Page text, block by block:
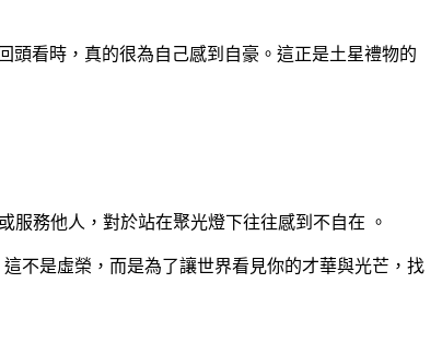
頭看時，真的很為自己感到自豪。這正是土星禮物的
服務他人，對於站在聚光燈下往往感到不自在 。
不是虛榮，而是為了讓世界看見你的才華與光芒，找